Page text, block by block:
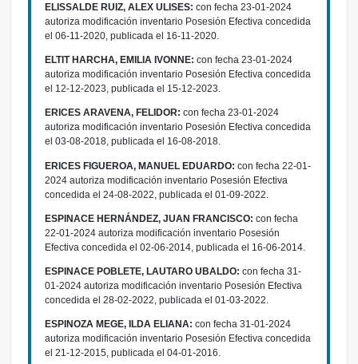
ELISSALDE RUIZ, ALEX ULISES: con fecha 23-01-2024
autoriza modificación inventario Posesión Efectiva concedida
el 06-11-2020, publicada el 16-11-2020.
ELTIT HARCHA, EMILIA IVONNE: con fecha 23-01-2024
autoriza modificación inventario Posesión Efectiva concedida
el 12-12-2023, publicada el 15-12-2023.
ERICES ARAVENA, FELIDOR: con fecha 23-01-2024
autoriza modificación inventario Posesión Efectiva concedida
el 03-08-2018, publicada el 16-08-2018.
ERICES FIGUEROA, MANUEL EDUARDO: con fecha 22-01-
2024 autoriza modificación inventario Posesión Efectiva
concedida el 24-08-2022, publicada el 01-09-2022.
ESPINACE HERNÁNDEZ, JUAN FRANCISCO: con fecha
22-01-2024 autoriza modificación inventario Posesión
Efectiva concedida el 02-06-2014, publicada el 16-06-2014.
ESPINACE POBLETE, LAUTARO UBALDO: con fecha 31-
01-2024 autoriza modificación inventario Posesión Efectiva
concedida el 28-02-2022, publicada el 01-03-2022.
ESPINOZA MEGE, ILDA ELIANA: con fecha 31-01-2024
autoriza modificación inventario Posesión Efectiva concedida
el 21-12-2015, publicada el 04-01-2016.